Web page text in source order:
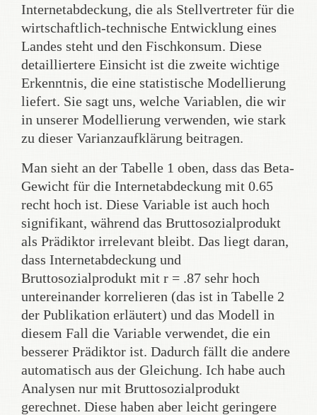
Internetabdeckung, die als Stellvertreter für die
wirtschaftlich-technische Entwicklung eines
Landes steht und den Fischkonsum. Diese
detailliertere Einsicht ist die zweite wichtige
Erkenntnis, die eine statistische Modellierung
liefert. Sie sagt uns, welche Variablen, die wir
in unserer Modellierung verwenden, wie stark
zu dieser Varianzaufklärung beitragen.
Man sieht an der Tabelle 1 oben, dass das Beta-
Gewicht für die Internetabdeckung mit 0.65
recht hoch ist. Diese Variable ist auch hoch
signifikant, während das Bruttosozialprodukt
als Prädiktor irrelevant bleibt. Das liegt daran,
dass Internetabdeckung und
Bruttosozialprodukt mit r = .87 sehr hoch
untereinander korrelieren (das ist in Tabelle 2
der Publikation erläutert) und das Modell in
diesem Fall die Variable verwendet, die ein
besserer Prädiktor ist. Dadurch fällt die andere
automatisch aus der Gleichung. Ich habe auch
Analysen nur mit Bruttosozialprodukt
gerechnet. Diese haben aber leicht geringere